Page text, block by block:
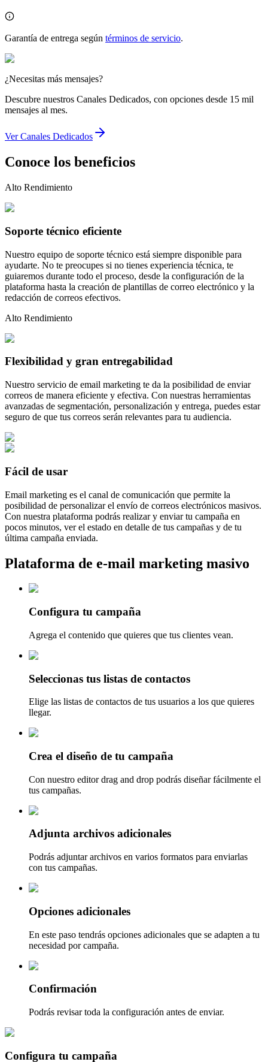
Garantía de entrega según términos de servicio.
¿Necesitas más mensajes?
Descubre nuestros Canales Dedicados, con opciones desde 15 mil
mensajes al mes.
Ver Canales Dedicados
Conoce los beneficios
Alto Rendimiento
Soporte técnico eficiente
Nuestro equipo de soporte técnico está siempre disponible para
ayudarte. No te preocupes si no tienes experiencia técnica, te
guiaremos durante todo el proceso, desde la configuración de la
plataforma hasta la creación de plantillas de correo electrónico y la
redacción de correos efectivos.
Alto Rendimiento
Flexibilidad y gran entregabilidad
Nuestro servicio de email marketing te da la posibilidad de enviar
correos de manera eficiente y efectiva. Con nuestras herramientas
avanzadas de segmentación, personalización y entrega, puedes estar
seguro de que tus correos serán relevantes para tu audiencia.
Fácil de usar
Email marketing es el canal de comunicación que permite la
posibilidad de personalizar el envío de correos electrónicos masivos.
Con nuestra plataforma podrás realizar y enviar tu campaña en
pocos minutos, ver el estado en detalle de tus campañas y de tu
última campaña enviada.
Plataforma de e-mail marketing masivo
Configura tu campaña
Agrega el contenido que quieres que tus clientes vean.
Seleccionas tus listas de contactos
Elige las listas de contactos de tus usuarios a los que quieres
llegar.
Crea el diseño de tu campaña
Con nuestro editor drag and drop podrás diseñar fácilmente el
tus campañas.
Adjunta archivos adicionales
Podrás adjuntar archivos en varios formatos para enviarlas
con tus campañas.
Opciones adicionales
En este paso tendrás opciones adicionales que se adapten a tu
necesidad por campaña.
Confirmación
Podrás revisar toda la configuración antes de enviar.
Configura tu campaña